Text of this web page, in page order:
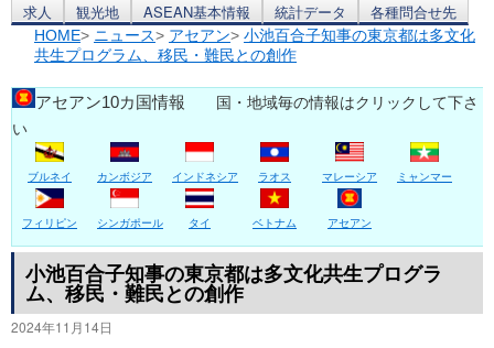
ン
テ
ン
ツ
へ
ス
キ
ッ
求人
観光地 ASEAN基本情報 統計データ 各種問合せ先
HOME> ニュース> アセアン> 小池百合子知事の東京都は多文化
共生プログラム、移民・難民との創作
アセアン10カ国情報 国・地域毎の情報はクリックして下さ
い
ブルネイ カンボジア インドネシア ラオス マレーシア ミャンマー
フィリピン シンガポール タイ ベトナム アセアン
小池百合子知事の東京都は多文化共生プログラ
ム、移民・難民との創作
2024年11月14日